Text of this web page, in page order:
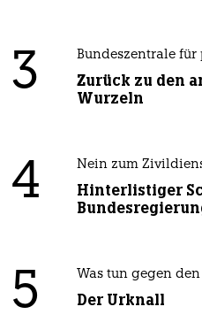
3 Bundeszentrale
Zurück zu den
Wurzeln
4 Nein zum
Hinterlistiger
5 Was tun gegen
Der Urknall